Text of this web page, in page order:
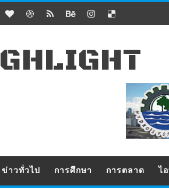
ข่าวทั่วไป การศึกษา การตลาด ไ